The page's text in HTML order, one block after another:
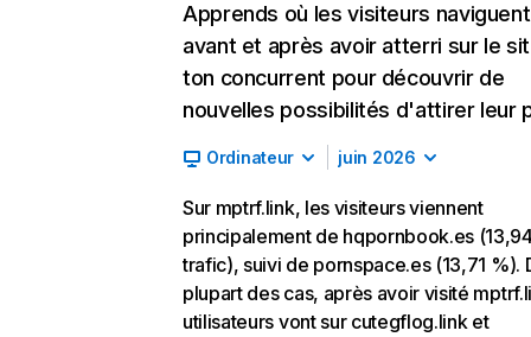
Apprends où les visiteurs naviguent
avant et après avoir atterri sur le
ton concurrent pour découvrir de
nouvelles possibilités d'attirer leur
Ordinateur juin 2026
Sur mptrf.link, les visiteurs viennent
principalement de hqpornbook.es
trafic), suivi de pornspace.es (13,71 %).
plupart des cas, après avoir visité
utilisateurs vont sur cutegflog.link et